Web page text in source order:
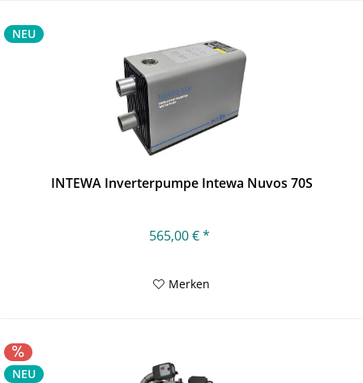
NEU
INTEWA Inverterpumpe Intewa Nuvos 70S
565,00 € *
Merken
NEU